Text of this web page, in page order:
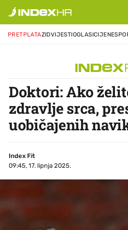
PRETPLATAZIDVIJESTIOGLASICIJENE
Doktori: Ako
zdravlje srca,
uobičajenih
Index Fit
09:45, 17. lipnja 2025.